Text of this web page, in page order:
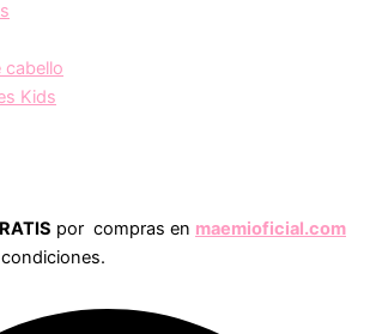
cabello
Kids
por compras en maemioficial.com